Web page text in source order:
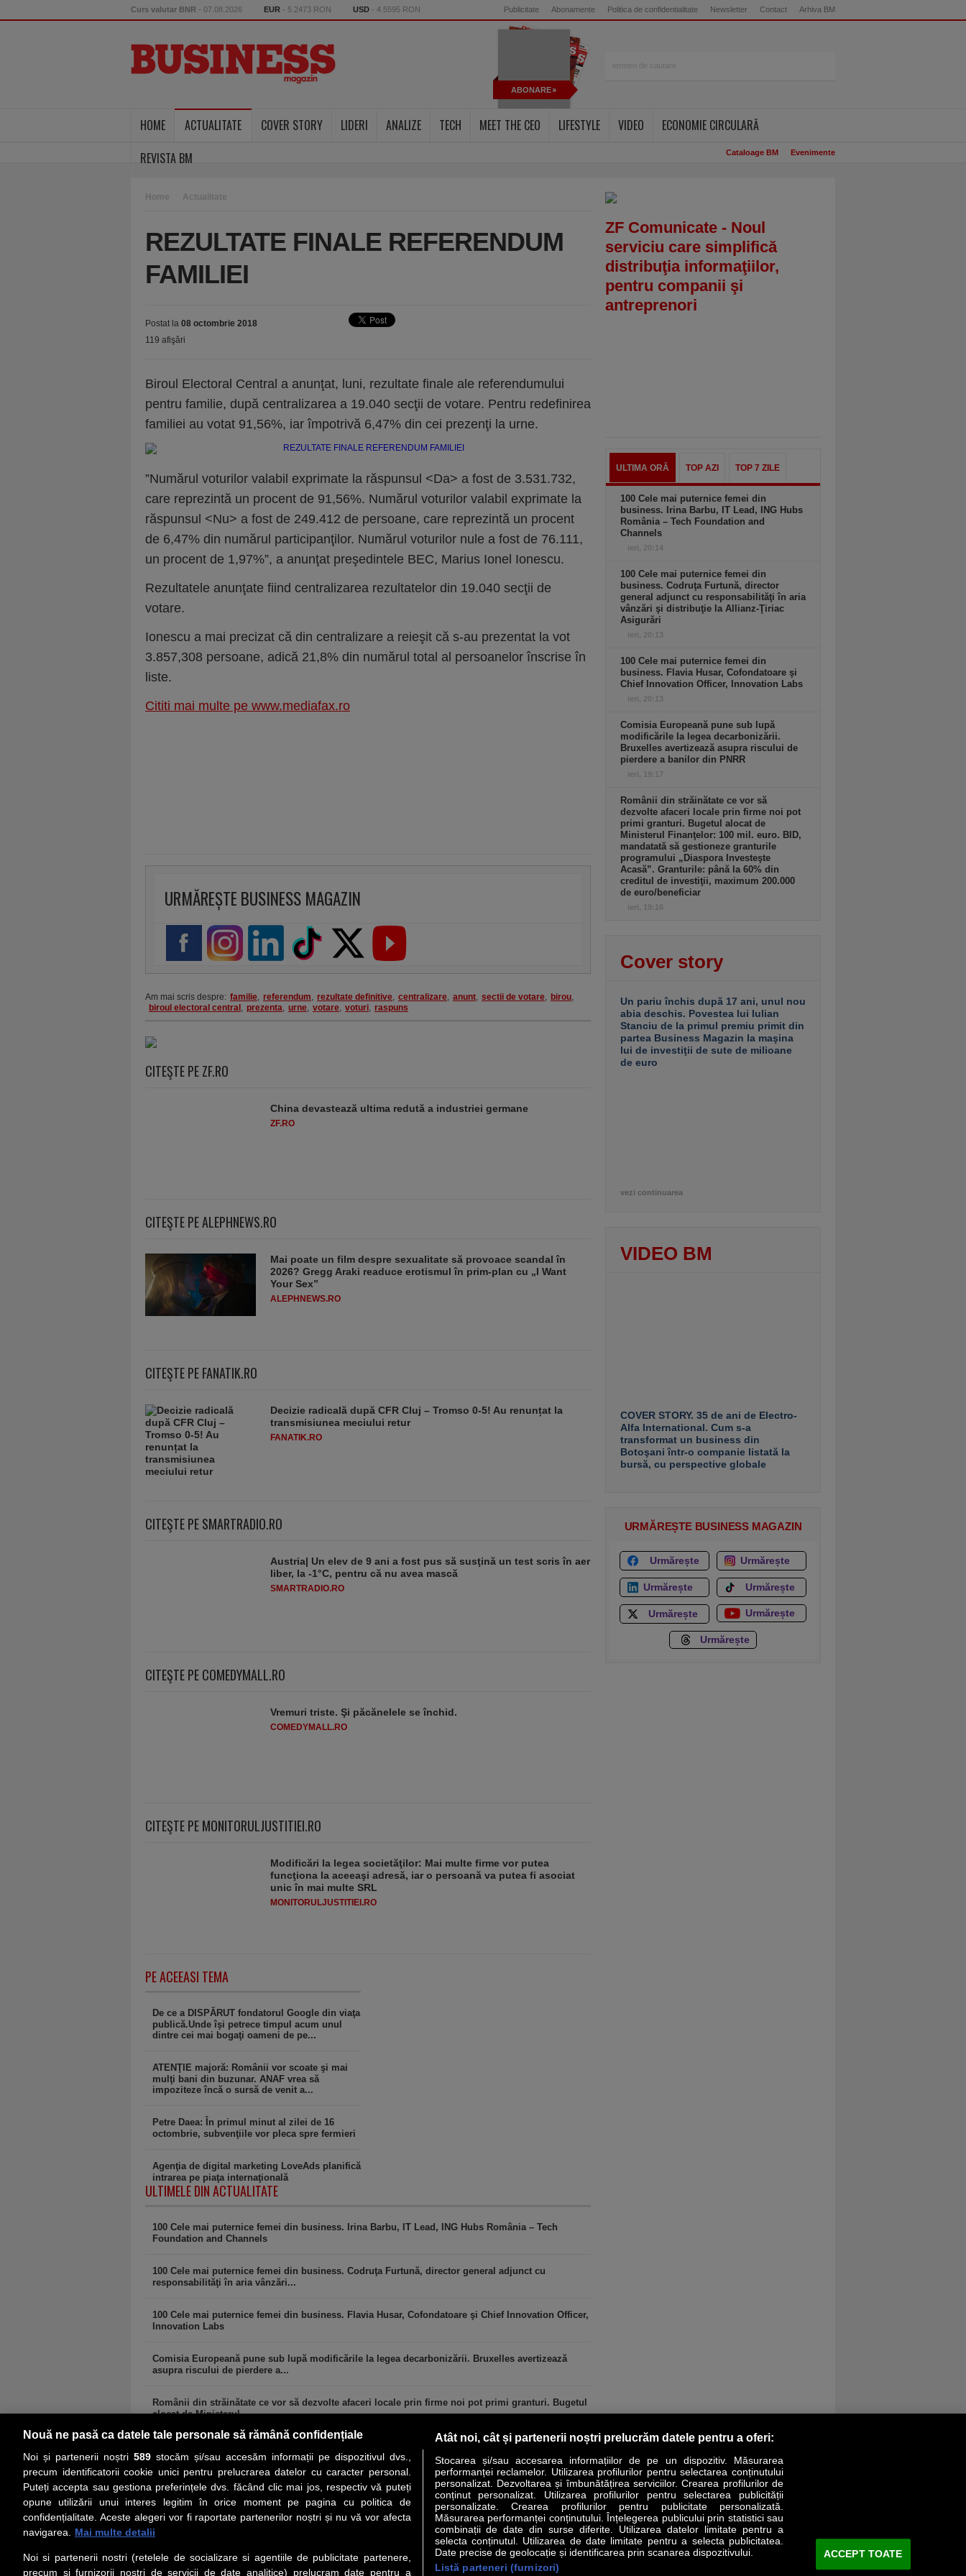
Curs valutar BNR - 07.08.2026 EUR - 5.2473 RON USD - 4.5595 RON Publicitate Abonamente Politica de confidentialitate Newsletter Contact Arhiva BM
ABONARE
HOME ACTUALITATE COVER STORY LIDERI ANALIZE TECH MEET THE CEO LIFESTYLE VIDEO
ECONOMIE CIRCULARĂ
REVISTA BM
Cataloage BM Evenimente
Home Actualitate
REZULTATE FINALE REFERENDUM
FAMILIEI
Postat la 08 octombrie 2018
119 afişări
Biroul Electoral Central a anunţat, luni, rezultate finale ale referendumului
pentru familie, după centralizarea a 19.040 secţii de votare. Pentru redefinirea
familiei au votat 91,56%, iar împotrivă 6,47% din cei prezenţi la urne.
”Numărul voturilor valabil exprimate la răspunsul <Da> a fost de 3.531.732,
care reprezintă un procent de 91,56%. Numărul voturilor valabil exprimate la
răspunsul <Nu> a fost de 249.412 de persoane, care reprezintă un procent
de 6,47% din numărul participanţilor. Numărul voturilor nule a fost de 76.111,
un procent de 1,97%”, a anunţat preşedintele BEC, Marius Ionel Ionescu.
Rezultatele anunţate fiind centralizarea rezultatelor din 19.040 secţii de
votare.
Ionescu a mai precizat că din centralizare a reieşit că s-au prezentat la vot
3.857,308 persoane, adică 21,8% din numărul total al persoanelor înscrise în
liste.
Cititi mai multe pe www.mediafax.ro
URMĂREȘTE BUSINESS MAGAZIN
Am mai scris despre: familie, referendum, rezultate definitive, centralizare, anunt, sectii de votare, birou,
biroul electoral central , prezenta, urne, votare, voturi, raspuns
CITEŞTE PE ZF.RO
China devastează ultima redută a industriei germane
ZF.RO
CITEŞTE PE ALEPHNEWS.RO
Mai poate un film despre sexualitate să provoace scandal în
2026? Gregg Araki readuce erotismul în prim-plan cu „I Want
Your Sex”
ALEPHNEWS.RO
CITEŞTE PE FANATIK.RO
Decizie radicală după CFR Cluj – Tromso 0-5! Au renunțat la
transmisiunea meciului retur
FANATIK.RO
CITEŞTE PE SMARTRADIO.RO
Austria| Un elev de 9 ani a fost pus să susţină un test scris în aer
liber, la -1°C, pentru că nu avea mască
SMARTRADIO.RO
CITEŞTE PE COMEDYMALL.RO
Vremuri triste. Şi păcănelele se închid.
COMEDYMALL.RO
CITEŞTE PE MONITORULJUSTITIEI.RO
Modificări la legea societăţilor: Mai multe firme vor putea
funcţiona la aceeaşi adresă, iar o persoană va putea fi asociat
unic în mai multe SRL
MONITORULJUSTITIEI.RO
PE ACEEASI TEMA
De ce a DISPĂRUT fondatorul Google din viaţa
publică.Unde îşi petrece timpul acum unul
dintre cei mai bogaţi oameni de pe...
ATENŢIE majoră: Românii vor scoate şi mai
mulţi bani din buzunar. ANAF vrea să
impoziteze încă o sursă de venit a...
Petre Daea: În primul minut al zilei de 16
octombrie, subvenţiile vor pleca spre fermieri
Agenţia de digital marketing LoveAds planifică
intrarea pe piaţa internaţională
ULTIMELE DIN ACTUALITATE
100 Cele mai puternice femei din business. Irina Barbu, IT Lead, ING Hubs România – Tech
Foundation and Channels
100 Cele mai puternice femei din business. Codruţa Furtună, director general adjunct cu
responsabilităţi în aria vânzări...
100 Cele mai puternice femei din business. Flavia Husar, Cofondatoare şi Chief Innovation Officer,
Innovation Labs
Comisia Europeană pune sub lupă modificările la legea decarbonizării. Bruxelles avertizează
asupra riscului de pierdere a...
Românii din străinătate ce vor să dezvolte afaceri locale prin firme noi pot primi granturi. Bugetul
alocat de Ministerul...
ZF Comunicate - Noul
serviciu care simplifică
distribuţia informaţiilor,
pentru companii şi
antreprenori
ULTIMA ORĂ TOP AZI TOP 7 ZILE
100 Cele mai puternice femei din
business. Irina Barbu, IT Lead, ING Hubs
România – Tech Foundation and
Channels
ieri, 20:14
100 Cele mai puternice femei din
business. Codruţa Furtună, director
general adjunct cu responsabilităţi în aria
vânzări şi distribuţie la Allianz-Ţiriac
Asigurări
ieri, 20:13
100 Cele mai puternice femei din
business. Flavia Husar, Cofondatoare şi
Chief Innovation Officer, Innovation Labs
ieri, 20:13
Comisia Europeană pune sub lupă
modificările la legea decarbonizării.
Bruxelles avertizează asupra riscului de
pierdere a banilor din PNRR
ieri, 19:17
Românii din străinătate ce vor să
dezvolte afaceri locale prin firme noi pot
primi granturi. Bugetul alocat de
Ministerul Finanţelor: 100 mil. euro. BID,
mandatată să gestioneze granturile
programului „Diaspora Investeşte
Acasă”. Granturile: până la 60% din
creditul de investiţii, maximum 200.000
de euro/beneficiar
ieri, 19:16
Cover story
Un pariu închis după 17 ani, unul nou
abia deschis. Povestea lui Iulian
Stanciu de la primul premiu primit din
partea Business Magazin la maşina
lui de investiţii de sute de milioane
de euro
vezi continuarea
VIDEO BM
COVER STORY. 35 de ani de Electro-
Alfa International. Cum s-a
transformat un business din
Botoşani într-o companie listată la
bursă, cu perspective globale
URMĂREȘTE BUSINESS MAGAZIN
Urmărește Urmărește
Urmărește Urmărește
Urmărește Urmărește
Urmărește
PRIMA PAGINĂ COVER STORY LIDERI ANALIZE HI-TECH MEET THE CEO LIFESTYLE SPECIAL OPINII
Social
Urmareste-ne pe Facebook
iarul Financiar Politica de confidentialitate
Servicii Revista Business Magazin
Abonează-te şi primeşte revista acasă
Nouă ne pasă ca datele tale personale să rămână confidențiale
Noi și partenerii noștri 589stocăm și/sau accesăm informații pe dispozitivul dvs.,
precum identificatorii cookie unici pentru prelucrarea datelor cu caracter personal.
Puteți accepta sau gestiona preferințele dvs. făcând clic mai jos, respectiv vă puteți
opune utilizării unui interes legitim în orice moment pe pagina cu politica de
confidențialitate. Aceste alegeri vor fi raportate partenerilor noștri și nu vă vor afecta
navigarea.
Mai multe detalii
Noi si partenerii nostri (retelele de socializare si agentiile de publicitate partenere,
precum si furnizorii nostri de servicii de date analitice) prelucram date pentru a
Atât noi, cât și partenerii noștri prelucrăm datele pentru a oferi:
Stocarea și/sau accesarea informațiilor de pe un dispozitiv. Măsurarea
performanței reclamelor. Utilizarea profilurilor pentru selectarea conținutului
personalizat. Dezvoltarea și îmbunătățirea serviciilor. Crearea profilurilor de
conținut personalizat. Utilizarea profilurilor pentru selectarea publicității
personalizate. Crearea profilurilor pentru publicitate personalizată.
Măsurarea performanței conținutului. Înțelegerea publicului prin statistici sau
combinații de date din surse diferite. Utilizarea datelor limitate pentru a
selecta conținutul. Utilizarea de date limitate pentru a selecta publicitatea.
Date precise de geolocație și identificarea prin scanarea dispozitivului.
Listă parteneri (furnizori)
ACCEPT TOATE